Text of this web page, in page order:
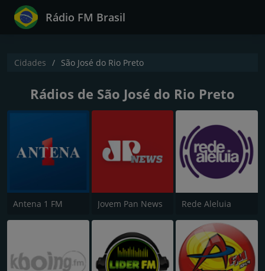
Rádio FM Brasil
Cidades São José do Rio Preto
Rádios de São José do Rio Preto
Antena 1 FM Jovem Pan News Rede Aleluia